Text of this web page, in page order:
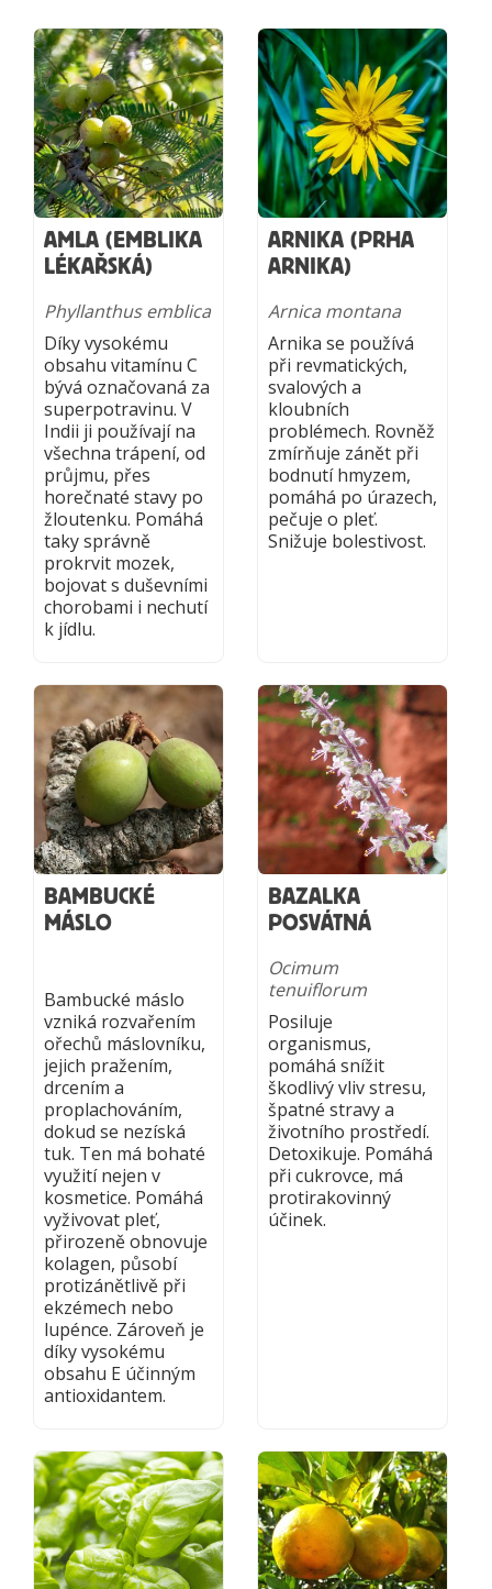
AMLA (EMBLIKA
LÉKAŘSKÁ)
Phyllanthus emblica
Díky vysokému
obsahu vitamínu C
bývá označovaná za
superpotravinu. V
Indii ji používají na
všechna trápení, od
průjmu, přes
horečnaté stavy po
žloutenku. Pomáhá
taky správně
prokrvit mozek,
bojovat s duševními
chorobami i nechutí
k jídlu.
ARNIKA (PRHA
ARNIKA)
Arnica montana
Arnika se používá
při revmatických,
svalových a
kloubních
problémech. Rovněž
zmírňuje zánět při
bodnutí hmyzem,
pomáhá po úrazech,
pečuje o pleť.
Snižuje bolestivost.
BAMBUCKÉ
MÁSLO
Bambucké máslo
vzniká rozvařením
ořechů máslovníku,
jejich pražením,
drcením a
proplachováním,
dokud se nezíská
tuk. Ten má bohaté
využití nejen v
kosmetice. Pomáhá
vyživovat pleť,
přirozeně obnovuje
kolagen, působí
protizánětlivě při
ekzémech nebo
lupénce. Zároveň je
díky vysokému
obsahu E účinným
antioxidantem.
BAZALKA
POSVÁTNÁ
Ocimum
tenuiflorum
Posiluje
organismus,
pomáhá snížit
škodlivý vliv stresu,
špatné stravy a
životního prostředí.
Detoxikuje. Pomáhá
při cukrovce, má
protirakovinný
účinek.